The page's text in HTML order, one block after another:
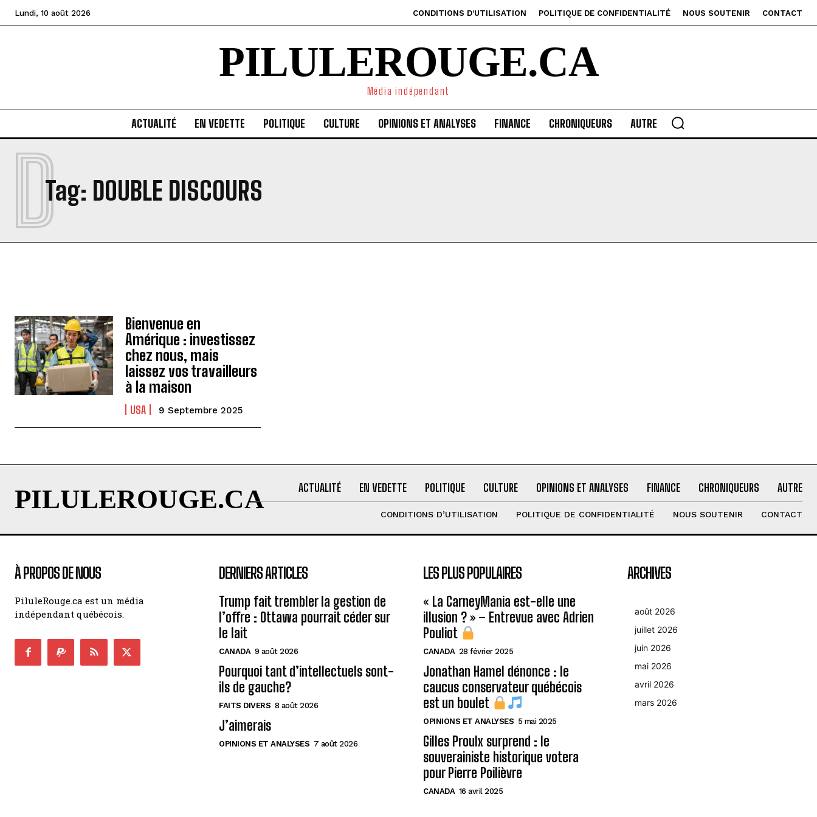
Lundi, 10 août 2026 CONDITIONS D’UTILISATION POLITIQUE DE CONFIDENTIALITÉ NOUS SOUTENIR CONTACT
PILULEROUGE.CA
Média indépendant
ACTUALITÉ EN VEDETTE POLITIQUE CULTURE OPINIONS ET ANALYSES FINANCE CHRONIQUEURS AUTRE
Tag: DOUBLE DISCOURS
D
Bienvenue en
Amérique : investissez
chez nous, mais
laissez vos travailleurs
à la maison
USA 9 Septembre 2025
PILULEROUGE.CA ACTUALITÉ EN VEDETTE POLITIQUE CULTURE OPINIONS ET ANALYSES FINANCE CHRONIQUEURS AUTRE
CONDITIONS D’UTILISATION POLITIQUE DE CONFIDENTIALITÉ NOUS SOUTENIR CONTACT
À PROPOS DE NOUS
PiluleRouge.ca est un média
indépendant québécois.
DERNIERS ARTICLES
Trump fait trembler la gestion de
l’offre : Ottawa pourrait céder sur
le lait
CANADA 9 août 2026
Pourquoi tant d’intellectuels sont-
ils de gauche?
FAITS DIVERS 8 août 2026
J’aimerais
OPINIONS ET ANALYSES 7 août 2026
LES PLUS POPULAIRES
« La CarneyMania est-elle une
illusion ? » – Entrevue avec Adrien
Pouliot
CANADA 28 février 2025
Jonathan Hamel dénonce : le
caucus conservateur québécois
est un boulet
OPINIONS ET ANALYSES 5 mai 2025
Gilles Proulx surprend : le
souverainiste historique votera
pour Pierre Poilièvre
CANADA 16 avril 2025
ARCHIVES
août 2026
juillet 2026
juin 2026
mai 2026
avril 2026
mars 2026